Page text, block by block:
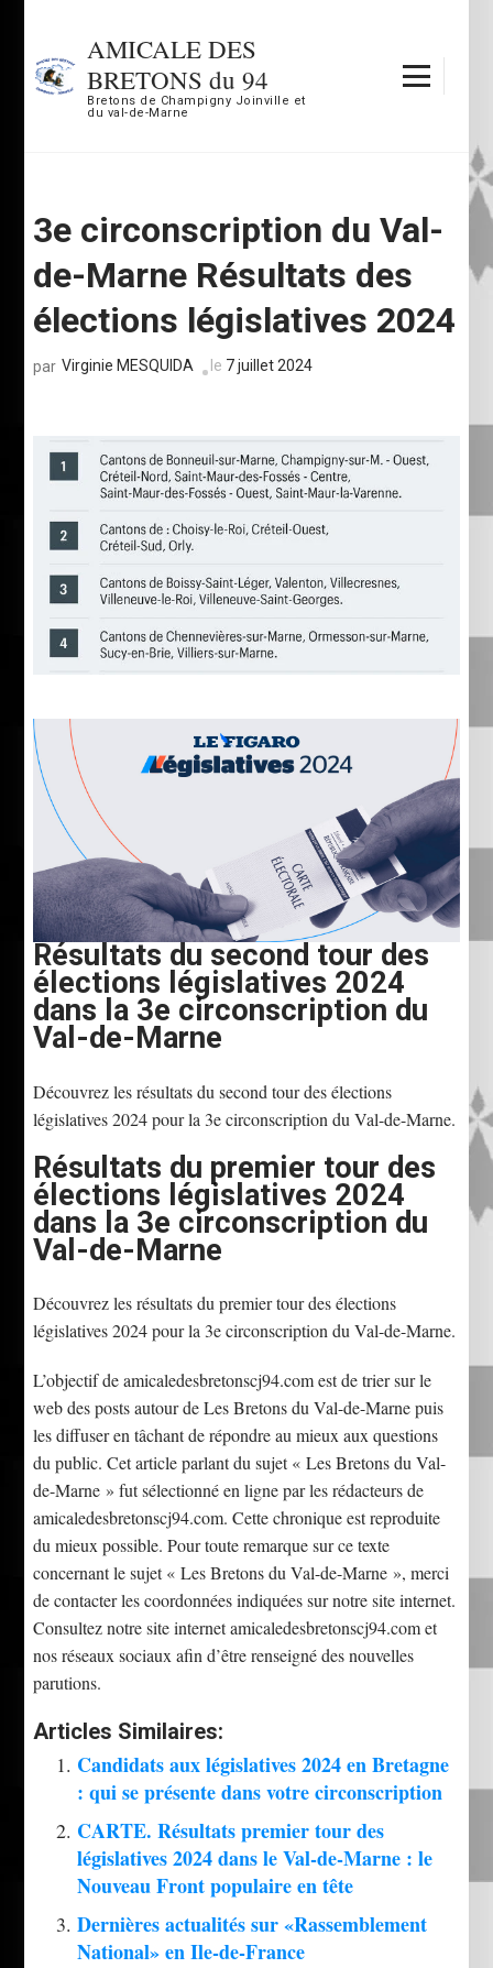
contenu
(Pressez
AMICALE DES
BRETONS du 94
Bretons de Champigny Joinville et
du val-de-Marne
3e circonscription du Val-
de-Marne Résultats des
élections législatives 2024
par Virginie MESQUIDA le 7 juillet 2024
Résultats du second tour des
élections législatives 2024
dans la 3e circonscription du
Val-de-Marne
Découvrez les résultats du second tour des élections
législatives 2024 pour la 3e circonscription du Val-de-Marne.
Résultats du premier tour des
élections législatives 2024
dans la 3e circonscription du
Val-de-Marne
Découvrez les résultats du premier tour des élections
législatives 2024 pour la 3e circonscription du Val-de-Marne.
L’objectif de amicaledesbretonscj94.com est de trier sur le
web des posts autour de Les Bretons du Val-de-Marne puis
les diffuser en tâchant de répondre au mieux aux questions
du public. Cet article parlant du sujet « Les Bretons du Val-
de-Marne » fut sélectionné en ligne par les rédacteurs de
amicaledesbretonscj94.com. Cette chronique est reproduite
du mieux possible. Pour toute remarque sur ce texte
concernant le sujet « Les Bretons du Val-de-Marne », merci
de contacter les coordonnées indiquées sur notre site internet.
Consultez notre site internet amicaledesbretonscj94.com et
nos réseaux sociaux afin d’être renseigné des nouvelles
parutions.
Articles Similaires:
Candidats aux législatives 2024 en Bretagne
: qui se présente dans votre circonscription
CARTE. Résultats premier tour des
législatives 2024 dans le Val-de-Marne : le
Nouveau Front populaire en tête
Dernières actualités sur «Rassemblement
National» en Ile-de-France